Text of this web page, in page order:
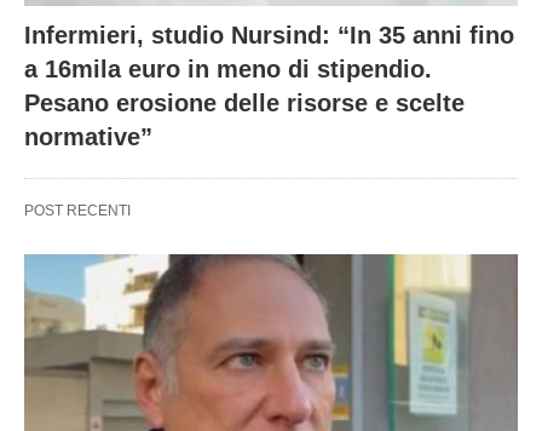
Infermieri, studio Nursind: “In 35 anni fino
a 16mila euro in meno di stipendio.
Pesano erosione delle risorse e scelte
normative”
POST RECENTI